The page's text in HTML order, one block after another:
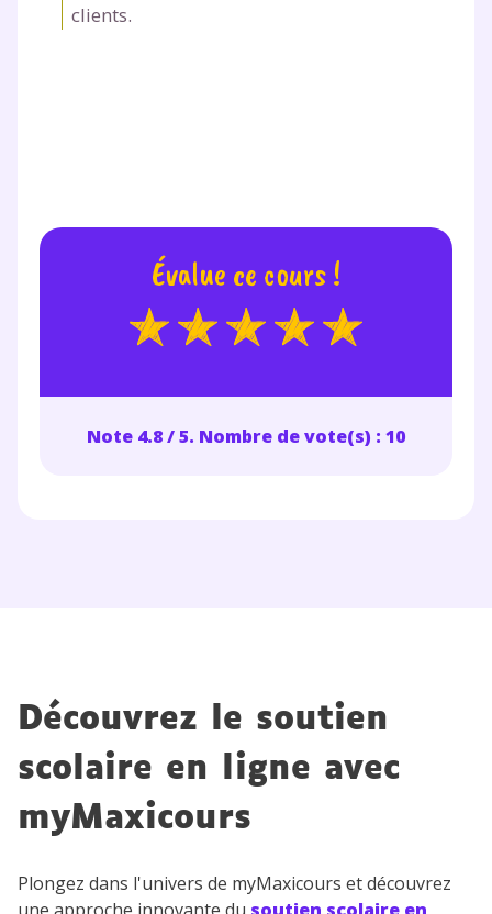
clients.
Évalue ce cours !
Note 4.8 / 5. Nombre de vote(s) : 10
Découvrez le soutien
scolaire en ligne avec
myMaxicours
Plongez dans l'univers de myMaxicours et découvrez